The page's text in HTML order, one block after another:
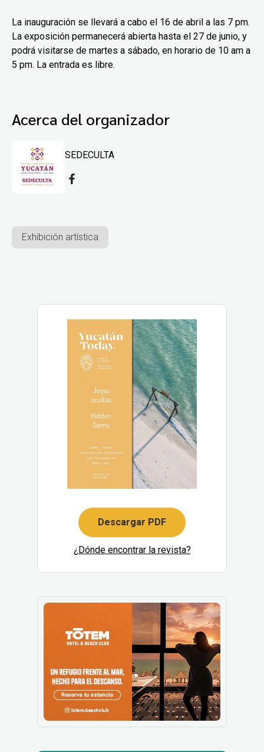
La inauguración se llevará a cabo el 16 de abril a las 7 pm.
La exposición permanecerá abierta hasta el 27 de junio, y
podrá visitarse de martes a sábado, en horario de 10 am a
5 pm. La entrada es libre.
Acerca del organizador
SEDECULTA
Exhibición artística
Descargar PDF
¿Dónde encontrar la revista?